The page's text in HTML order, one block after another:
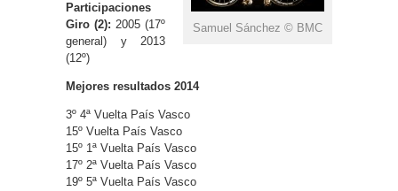
Samuel Sánchez © BMC
Participaciones
Giro (2): 2005 (17º
general) y 2013
(12º)
Mejores resultados 2014
3º 4ª Vuelta País Vasco
15º Vuelta País Vasco
15º 1ª Vuelta País Vasco
17º 2ª Vuelta País Vasco
19º 5ª Vuelta País Vasco